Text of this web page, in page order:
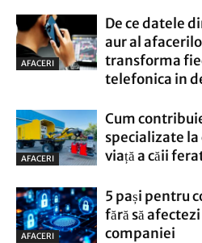
AFACERI
De ce datele
aur al
transforma
telefonica in
AFACERI
Cum
specializate
viață a căii
AFACERI
5 pași pentru
fără să
companiei